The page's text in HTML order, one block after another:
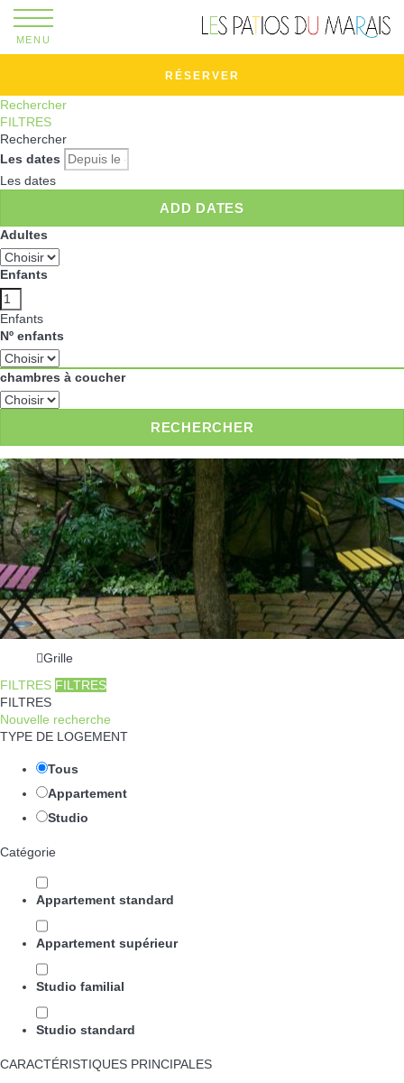
MENU
RÉSERVER
Rechercher
FILTRES
Rechercher
Les dates
Les dates
ADD DATES
Adultes
Enfants
Enfants
Nº enfants
chambres à coucher
RECHERCHER
Grille
FILTRES FILTRES
FILTRES
Nouvelle recherche
TYPE DE LOGEMENT
Tous
Appartement
Studio
Catégorie
Appartement standard
Appartement supérieur
Studio familial
Studio standard
CARACTÉRISTIQUES PRINCIPALES